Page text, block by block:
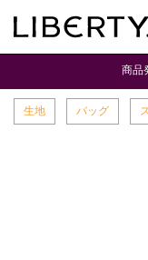
商品
生地 バッグ